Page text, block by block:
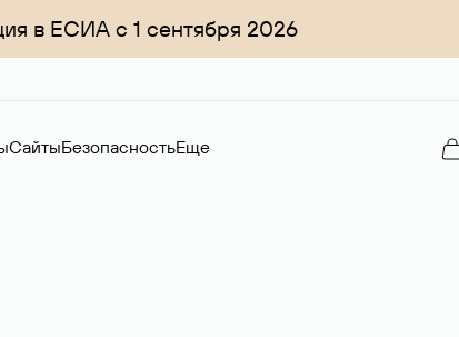
в ЕСИА с 1 сентября 2026
СайтыБезопасностьЕще